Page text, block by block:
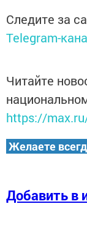
Следите за
Telegram-
Читайте
https://
Желаете
Добавить в